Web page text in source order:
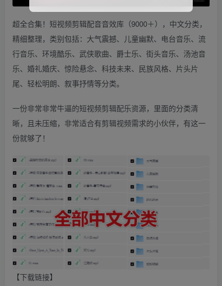
超全合集！短视频剪辑配音音效库（9000＋），中文分类，
精细整理，类别包括：大气震撼、儿童幽默、电台音乐、流
行音乐、环境酷乐、武侠歌曲、爵士乐、街头音乐、汤池音
乐、婚礼婚庆、惊险悬念、科技未来、民族风格、片头片
尾、轻松明朗、叙事抒情等分类。
一份非常非常牛逼的短视频剪辑配乐资源，里面的分类清
晰，且未压缩，非常适合有剪辑视频需求的小伙伴，有这一
份就够了！
【下载链接】